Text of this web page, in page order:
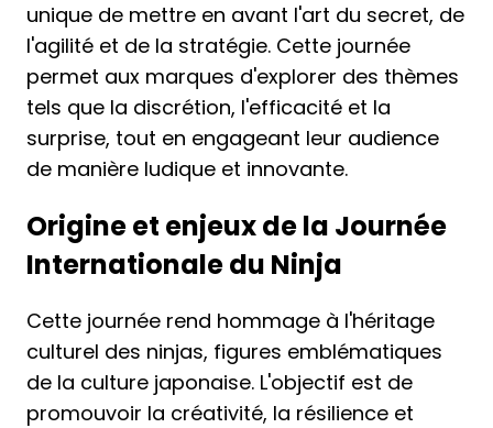
unique de mettre en avant l'art du secret, de
l'agilité et de la stratégie. Cette journée
permet aux marques d'explorer des thèmes
tels que la discrétion, l'efficacité et la
surprise, tout en engageant leur audience
de manière ludique et innovante.
Origine et enjeux de la Journée
Internationale du Ninja
Cette journée rend hommage à l'héritage
culturel des ninjas, figures emblématiques
de la culture japonaise. L'objectif est de
promouvoir la créativité, la résilience et